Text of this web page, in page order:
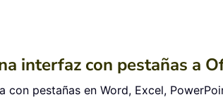
interfaz con pestañas a
con pestañas en Word, Excel,